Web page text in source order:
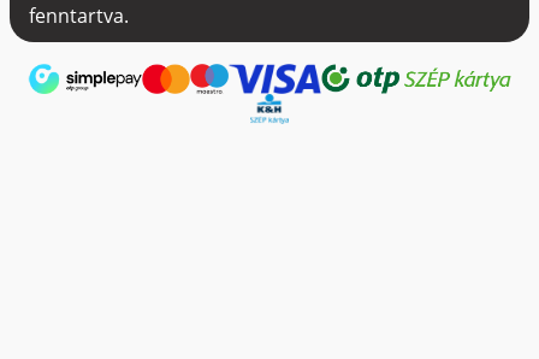
fenntartva.